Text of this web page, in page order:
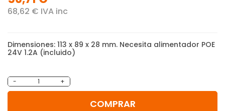
68,62 € IVA inc
Dimensiones: 113 x 89 x 28 mm. Necesita alimentador POE
24V 1.2A (incluido)
- +
COMPRAR